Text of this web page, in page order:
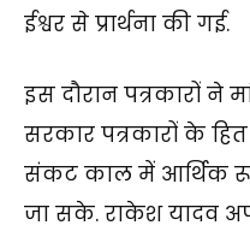
ईश्वर से प्रार्थना की गई.
इस दौरान पत्रकारों ने
सरकार पत्रकारों के
संकट काल में आर्थिक
जा सके. राकेश यादव